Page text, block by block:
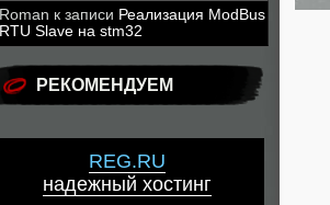
Roman к записи Реализация ModBus
RTU Slave на stm32
РЕКОМЕНДУЕМ
REG.RU
надежный хостинг